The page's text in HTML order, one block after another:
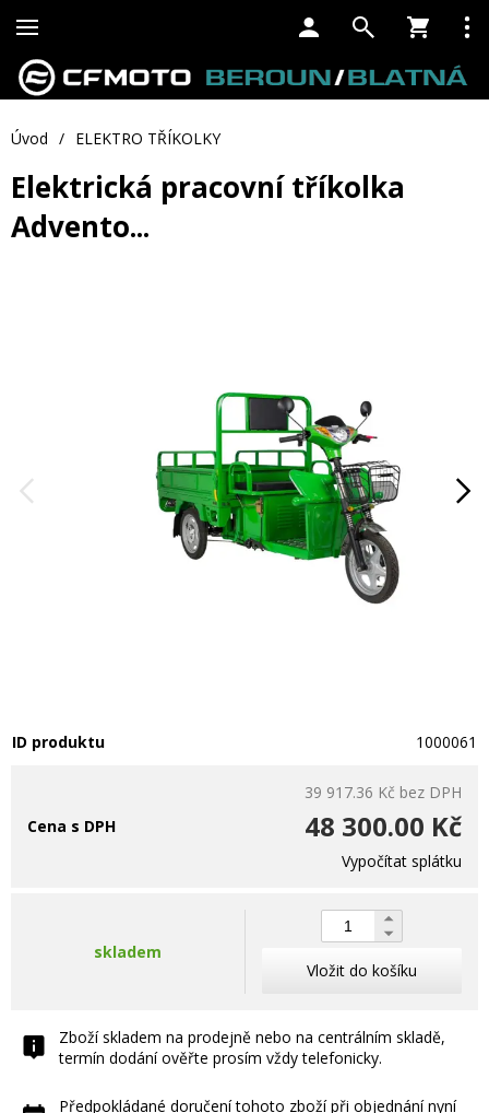
Úvod / ELEKTRO TŘÍKOLKY
Elektrická pracovní tříkolka
Advento...
ID produktu 1000061
39 917.36 Kč bez DPH
48 300.00 Kč
Cena s DPH
Vypočítat splátku
skladem
Vložit do košíku
Zboží skladem na prodejně nebo na centrálním skladě,
termín dodání ověřte prosím vždy telefonicky.
Předpokládané doručení tohoto zboží při objednání nyní